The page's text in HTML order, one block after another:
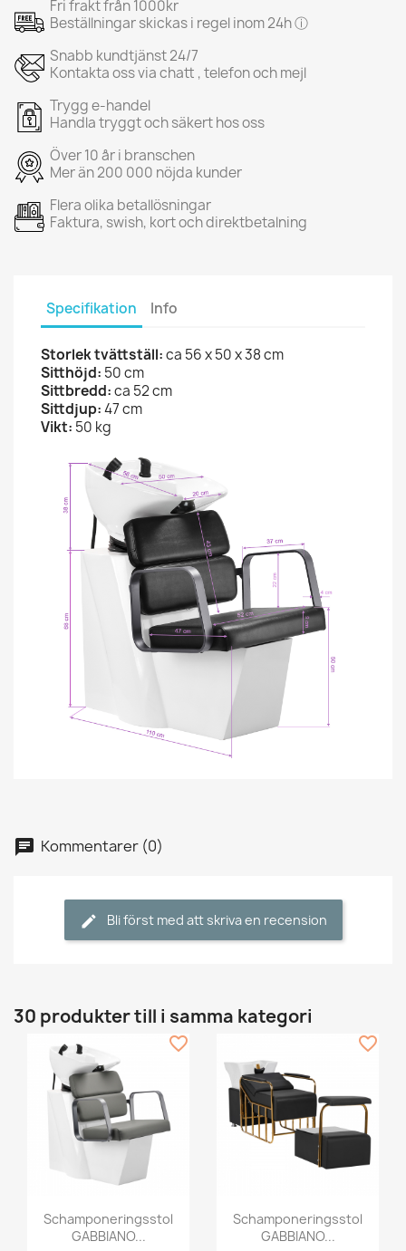
Fri frakt från 1000kr
Beställningar skickas i regel inom 24h ⓘ
Snabb kundtjänst 24/7
Kontakta oss via chatt , telefon och mejl
Trygg e-handel
Handla tryggt och säkert hos oss
Över 10 år i branschen
Mer än 200 000 nöjda kunder
Flera olika betallösningar
Faktura, swish, kort och direktbetalning
Specifikation Info
Storlek tvättställ:ca 56 x 50 x 38 cm
Sitthöjd: 50 cm
Sittbredd:ca 52 cm
Sittdjup:47 cm
Vikt: 50 kg
Kommentarer (0)
Bli först med att skriva en recension
30 produkter till i samma kategori
Schamponeringsstol
GABBIANO...
favorite_border
Schamponeringsstol
GABBIANO...
favorite_border